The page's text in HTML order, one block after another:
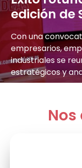
edición de
Con una
empresarios,
industriales se
estratégicos y